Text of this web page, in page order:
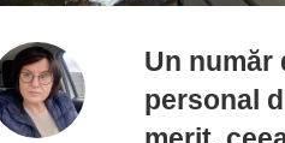
Un număr
personal